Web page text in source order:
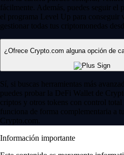
fácilmente. Además, puedes seguir el
el programa Level Up para conseguir
gestionar todas tus criptomonedas
¿Ofrece Crypto.com alguna opción de
Sí, si buscas herramientas más
puedes probar la DeFi Wallet de
criptos y otros tokens con control
funciona de forma complementaria a
Crypto.com.
Información importante